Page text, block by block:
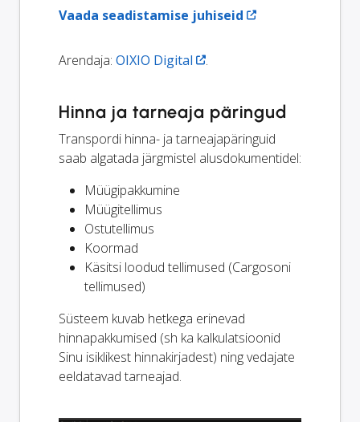
Vaada seadistamise juhiseid
Arendaja: OIXIO Digital .
Hinna ja tarneaja päringud
Transpordi hinna- ja tarneajapäringuid
saab algatada järgmistel alusdokumentidel:
Müügipakkumine
Müügitellimus
Ostutellimus
Koormad
Käsitsi loodud tellimused (Cargosoni
tellimused)
Süsteem kuvab hetkega erinevad
hinnapakkumised (sh ka kalkulatsioonid
Sinu isiklikest hinnakirjadest) ning vedajate
eeldatavad tarneajad.